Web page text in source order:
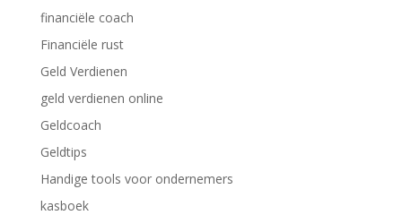
financiële coach
Financiële rust
Geld Verdienen
geld verdienen online
Geldcoach
Geldtips
Handige tools voor ondernemers
kasboek